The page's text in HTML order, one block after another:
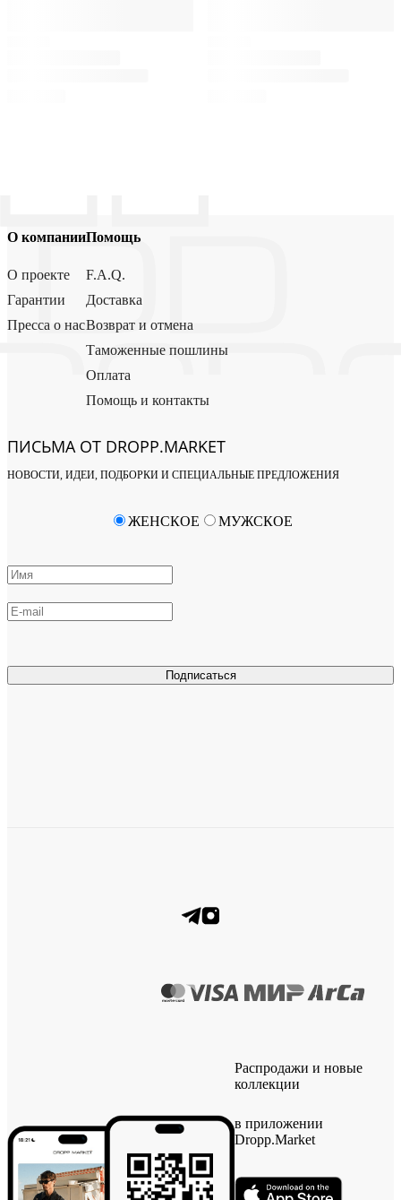
О компании
О проекте
Гарантии
Пресса о нас
Помощь
F.A.Q.
Доставка
Возврат и отмена
Таможенные пошлины
Оплата
Помощь и контакты
ПИСЬМА ОТ DROPP.MARKET
НОВОСТИ, ИДЕИ, ПОДБОРКИ И СПЕЦИАЛЬНЫЕ ПРЕДЛОЖЕНИЯ
Подписаться
ЖЕНСКОЕ МУЖСКОЕ
Распродажи и новые
коллекции
в приложении
Dropp.Market